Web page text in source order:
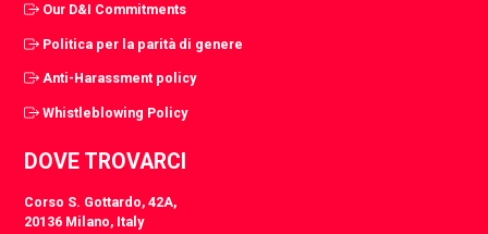
Our D&I Commitments
Politica per la parità di genere
Anti-Harassment policy
Whistleblowing Policy
DOVE TROVARCI
Corso S. Gottardo, 42A,
20136 Milano, Italy